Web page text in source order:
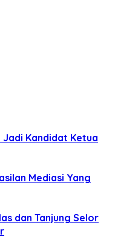
Jadi Kandidat Ketua
Mediasi Yang
dan Tanjung Selor